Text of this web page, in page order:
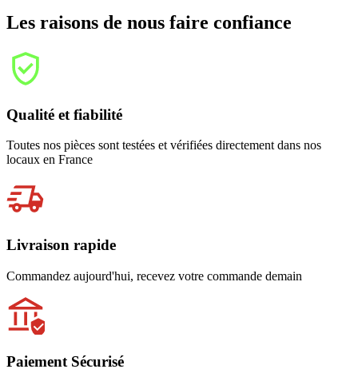
Les raisons de nous faire confiance
Qualité et fiabilité
Toutes nos pièces sont testées et vérifiées directement dans nos
locaux en France
Livraison rapide
Commandez aujourd'hui, recevez votre commande demain
Paiement Sécurisé